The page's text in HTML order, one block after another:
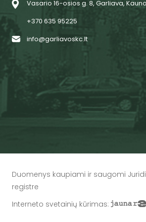
Vasario 16-osios g. 8, Garliava,
+370 635 95225
info@garliavoskc.lt
Duomenys kaupiami ir saugomi
registre
Interneto svetainių kūrimas: